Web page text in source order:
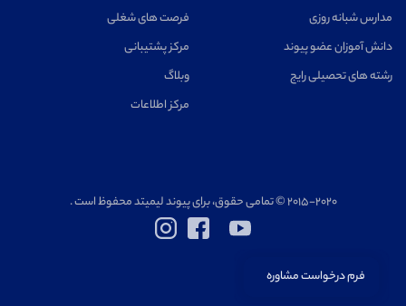
مدارس شبانه روزی
دانش آموزان عضو پیوند
رشته های تحصیلی رایج
فرصت های شغلی
مرکز پشتیبانی
وبلاگ
مرکز اطلاعات
۲۰۱۵-۲۰۲۰ © تمامی حقوق، برای پیوند لیمیتد محفوظ است .
فرم درخواست مشاوره